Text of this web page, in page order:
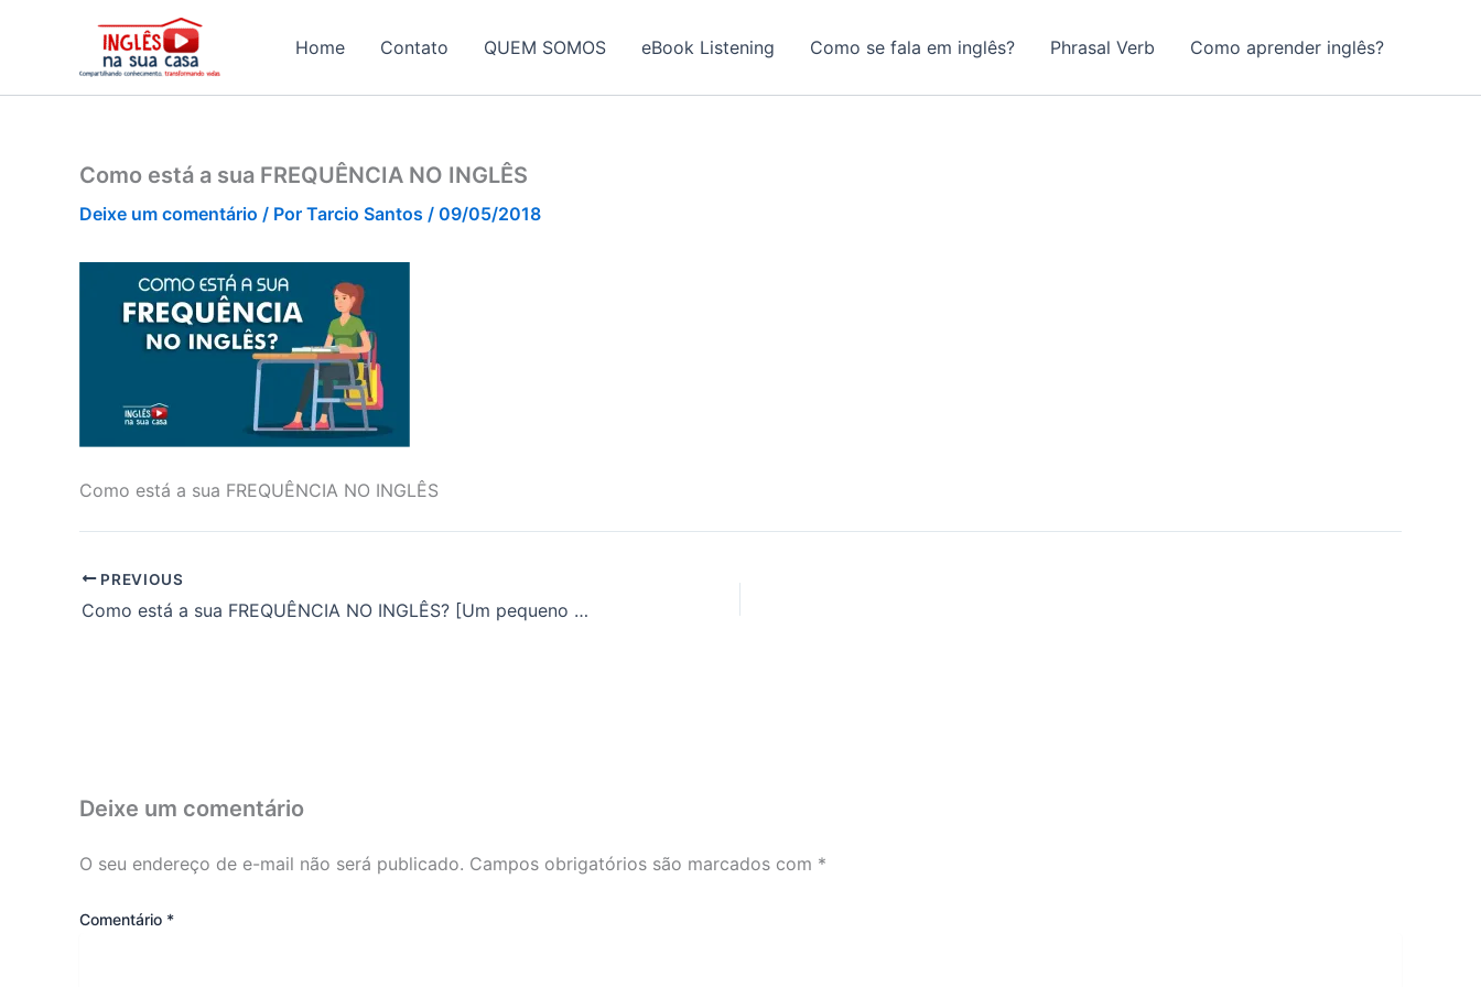
conteúdo
Home Contato QUEM SOMOS eBook Listening Como se fala em inglês? Phrasal Verb Como aprender inglês?
Como está a sua FREQUÊNCIA NO INGLÊS
Deixe um comentário / Por Tarcio Santos / 09/05/2018
Como está a sua FREQUÊNCIA NO INGLÊS
PREVIOUS
Como está a sua FREQUÊNCIA NO INGLÊS? [Um pequeno puxão de orelha]
Deixe um comentário
O seu endereço de e-mail não será publicado. Campos obrigatórios são marcados com *
Comentário *